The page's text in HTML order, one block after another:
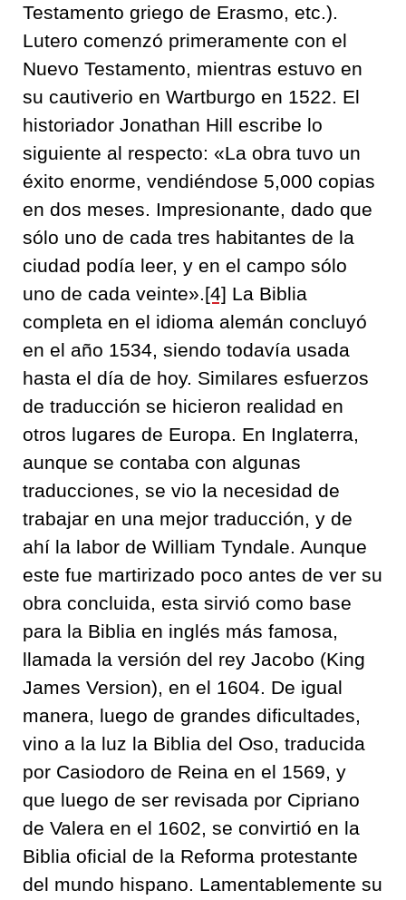
Testamento griego de Erasmo, etc.).
Lutero comenzó primeramente con el
Nuevo Testamento, mientras estuvo en
su cautiverio en Wartburgo en 1522. El
historiador Jonathan Hill escribe lo
siguiente al respecto: «La obra tuvo un
éxito enorme, vendiéndose 5,000 copias
en dos meses. Impresionante, dado que
sólo uno de cada tres habitantes de la
ciudad podía leer, y en el campo sólo
uno de cada veinte». [4] La Biblia
completa en el idioma alemán concluyó
en el año 1534, siendo todavía usada
hasta el día de hoy. Similares esfuerzos
de traducción se hicieron realidad en
otros lugares de Europa. En Inglaterra,
aunque se contaba con algunas
traducciones, se vio la necesidad de
trabajar en una mejor traducción, y de
ahí la labor de William Tyndale. Aunque
este fue martirizado poco antes de ver su
obra concluida, esta sirvió como base
para la Biblia en inglés más famosa,
llamada la versión del rey Jacobo (King
James Version), en el 1604. De igual
manera, luego de grandes dificultades,
vino a la luz la Biblia del Oso, traducida
por Casiodoro de Reina en el 1569, y
que luego de ser revisada por Cipriano
de Valera en el 1602, se convirtió en la
Biblia oficial de la Reforma protestante
del mundo hispano. Lamentablemente su